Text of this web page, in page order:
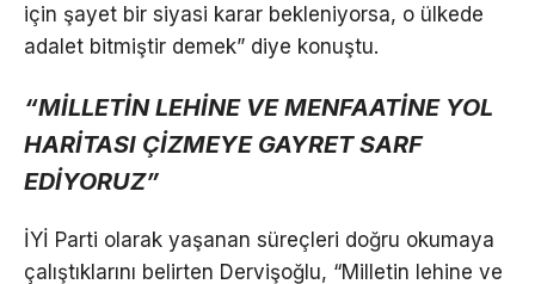
için şayet bir siyasi karar bekleniyorsa, o ülkede
adalet bitmiştir demek” diye konuştu.
“MİLLETİN LEHİNE VE MENFAATİNE YOL
HARİTASI ÇİZMEYE GAYRET SARF
EDİYORUZ”
İYİ Parti olarak yaşanan süreçleri doğru okumaya
çalıştıklarını belirten Dervişoğlu, “Milletin lehine ve